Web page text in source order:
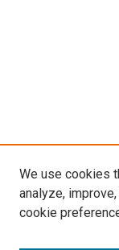
We use cookies
analyze,
cookie